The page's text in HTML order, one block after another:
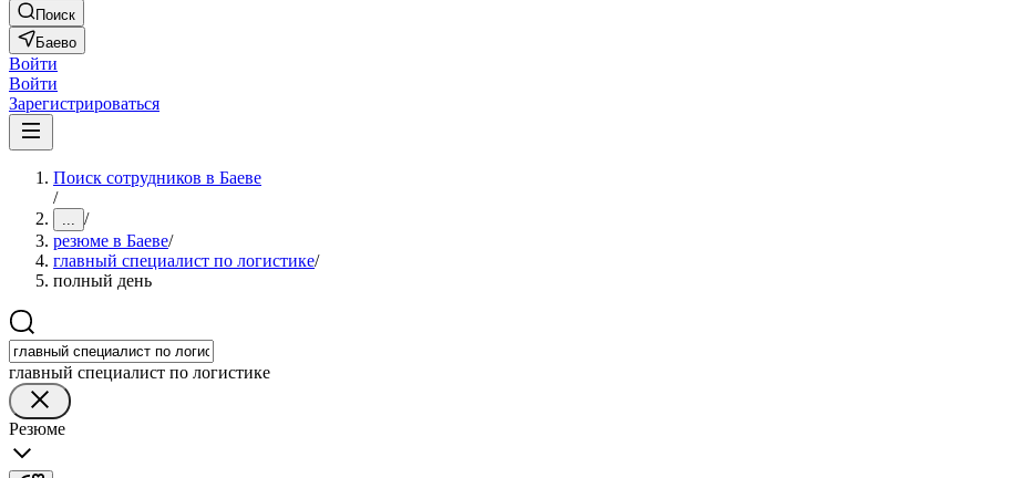
Поиск
Баево
Войти
Войти
Зарегистрироваться
Поиск сотрудников в Баеве
/
... /
резюме в Баеве/
главный специалист по логистике/
полный день
главный специалист по логистике
Резюме